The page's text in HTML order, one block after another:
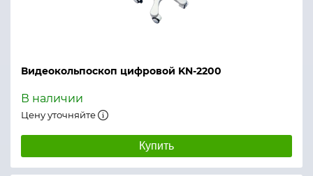
Видеокольпоскоп цифровой KN-2200
В наличии
Цену уточняйте
Купить